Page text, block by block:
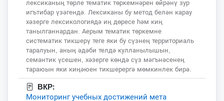
лексиканың төрле тематик төркемнәрен өйрәнү зур
игътибар үзәгендә. Лексиканы бу метод белән карау
хәзерге лексикологиядә иң дөресе һәм киң
танылганнардан. Аерым тематик төркемне
систематик тикшерү теге яки бу сүзнең территориаль
таралуын, аның әдәби телдә кулланылышын,
семантик үсешен, хәзерге көндә сүз мәгънәсенең
тараюын яки киңәюен тикшерергә мөмкинлек бирә.
ВКР:
Мониторинг учебных достижений мета